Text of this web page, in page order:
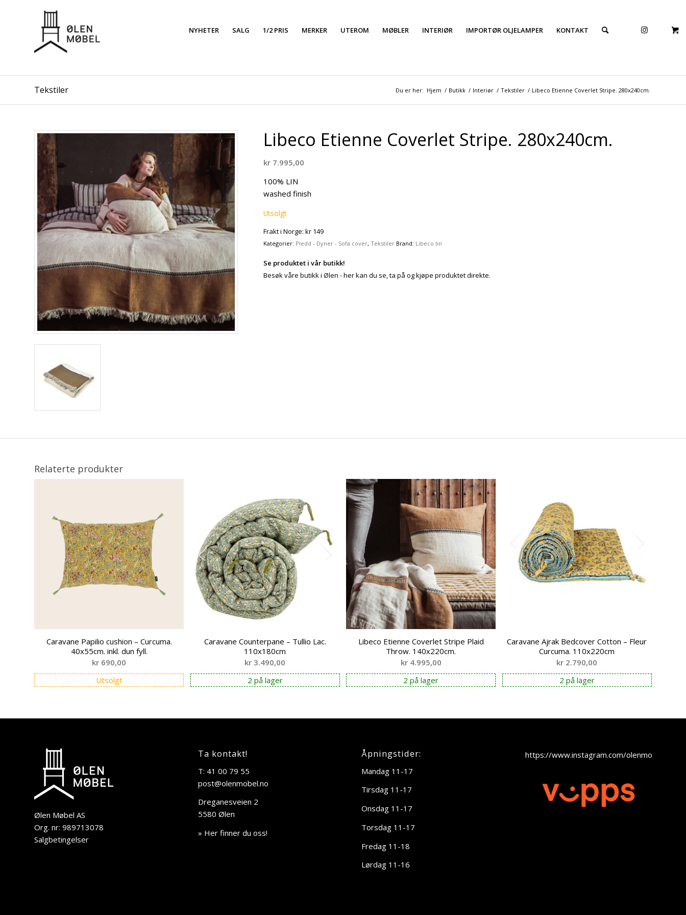
NYHETER SALG 1/2 PRIS MERKER UTEROM MØBLER INTERIØR IMPORTØR OLJELAMPER KONTAKT
Tekstiler Du er her: Hjem / Butikk / Interiør / Tekstiler / Libeco Etienne Coverlet Stripe. 280x240cm.
Libeco Etienne Coverlet Stripe. 280x240cm.
kr 7.995,00
100% LIN
washed finish
Utsolgt
Frakt i Norge: kr 149
Kategorier: Pledd - Dyner - Sofa cover,Tekstiler Brand: Libeco lin
Se produktet i vår butikk!
Besøk våre butikk i Ølen - her kan du se, ta på og kjøpe produktet direkte.
Relaterte produkter
Caravane Papilio cushion – Curcuma.
40x55cm. inkl. dun fyll.
kr 690,00
Utsolgt
Caravane Counterpane – Tullio Lac.
110x180cm
kr 3.490,00
2 på lager
Libeco Etienne Coverlet Stripe Plaid
Throw. 140x220cm.
kr4.995,00
2 på lager
Caravane Ajrak Bedcover Cotton – Fleur
Curcuma. 110x220cm
kr 2.790,00
2 på lager
Ølen Møbel AS
Org. nr: 989713078
Salgbetingelser
Ta kontakt!
T: 41 00 79 55
post@olenmobel.no
Dreganesveien 2
5580 Ølen
» Her finner du oss!
Åpningstider:
Mandag 11-17
Tirsdag 11-17
Onsdag 11-17
Torsdag 11-17
Fredag 11-18
Lørdag 11-16
https://www.instagram.com/olenmobel